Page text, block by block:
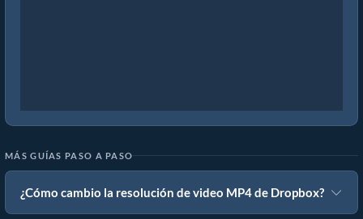
MÁS GUÍAS PASO A PASO
¿Cómo cambio la resolución de video MP4 de Dropbox?